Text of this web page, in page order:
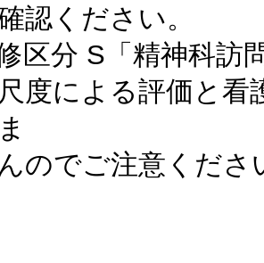
認ください。
修区分 S「精神科
度による評価と看
のでご注意くださ